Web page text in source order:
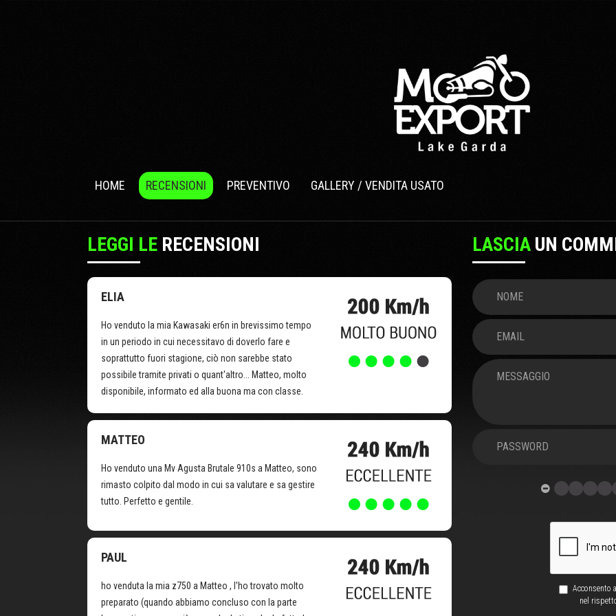
HOME RECENSIONI PREVENTIVO GALLERY / VENDITA USATO
LEGGI LE RECENSIONI
ELIA
Ho venduto la mia Kawasaki er6n in brevissimo tempo
in un periodo in cui necessitavo di doverlo fare e
soprattutto fuori stagione, ciò non sarebbe stato
possibile tramite privati o quant'altro... Matteo, molto
disponibile, informato ed alla buona ma con classe.
MATTEO
Ho venduto una Mv Agusta Brutale 910s a Matteo, sono
rimasto colpito dal modo in cui sa valutare e sa gestire
tutto. Perfetto e gentile.
PAUL
ho venduta la mia z750 a Matteo , l'ho trovato molto
preparato (quando abbiamo concluso con la parte
LASCIA UN
Acconsento
nel